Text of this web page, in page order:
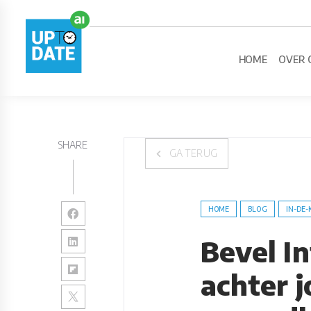
HOME OVER
SHARE
GA TERUG
HOME BLOG IN-DE-
Bevel
achter